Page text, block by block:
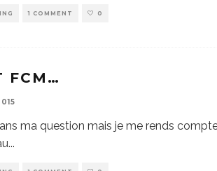
1 COMMENT 0
FCM…
ma question mais je me rends
...